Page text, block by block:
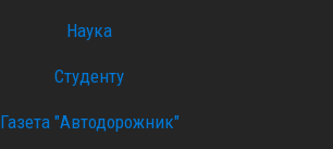
Наука
Студенту
Газета "Автодорожник"